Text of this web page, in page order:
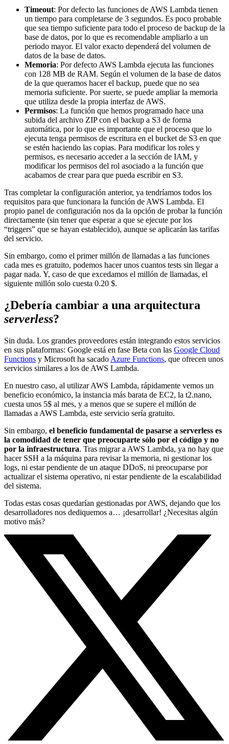
Timeout: Por defecto las funciones de AWS Lambda tienen
un tiempo para completarse de 3 segundos. Es poco probable
que sea tiempo suficiente para todo el proceso de backup de la
base de datos, por lo que es recomendable ampliarlo a un
periodo mayor. El valor exacto dependerá del volumen de
datos de la base de datos.
Memoria: Por defecto AWS Lambda ejecuta las funciones
con 128 MB de RAM. Según el volumen de la base de datos
de la que queramos hacer el backup, puede que no sea
memoria suficiente. Por suerte, se puede ampliar la memoria
que utiliza desde la propia interfaz de AWS.
Permisos: La función que hemos programado hace una
subida del archivo ZIP con el backup a S3 de forma
automática, por lo que es importante que el proceso que lo
ejecuta tenga permisos de escritura en el bucket de S3 en que
se estén haciendo las copias. Para modificar los roles y
permisos, es necesario acceder a la sección de IAM, y
modificar los permisos del rol asociado a la función que
acabamos de crear para que pueda escribir en S3.
Tras completar la configuración anterior, ya tendríamos todos los
requisitos para que funcionara la función de AWS Lambda. El
propio panel de configuración nos da la opción de probar la función
directamente (sin tener que esperar a que se ejecute por los
“triggers” que se hayan establecido), aunque se aplicarán las tarifas
del servicio.
Sin embargo, como el primer millón de llamadas a las funciones
cada mes es gratuito, podemos hacer unos cuantos tests sin llegar a
pagar nada. Y, caso de que excedamos el millón de llamadas, el
siguiente millón solo cuesta 0.20 $.
¿Debería cambiar a una arquitectura
serverless?
Sin duda. Los grandes proveedores están integrando estos servicios
en sus plataformas: Google está en fase Beta con las Google Cloud
Functions y Microsoft ha sacado Azure Functions, que ofrecen unos
servicios similares a los de AWS Lambda.
En nuestro caso, al utilizar AWS Lambda, rápidamente vemos un
beneficio económico, la instancia más barata de EC2, la t2.nano,
cuesta unos 5$ al mes, y a menos que se supere el millón de
llamadas a AWS Lambda, este servicio sería gratuito.
Sin embargo, el beneficio fundamental de pasarse a serverless es
la comodidad de tener que preocuparte sólo por el código y no
por la infraestructura. Tras migrar a AWS Lambda, ya no hay que
hacer SSH a la máquina para revisar la memoria, ni gestionar los
logs, ni estar pendiente de un ataque DDoS, ni preocuparse por
actualizar el sistema operativo, ni estar pendiente de la escalabilidad
del sistema.
Todas estas cosas quedarían gestionadas por AWS, dejando que los
desarrolladores nos dediquemos a… ¡desarrollar! ¿Necesitas algún
motivo más?